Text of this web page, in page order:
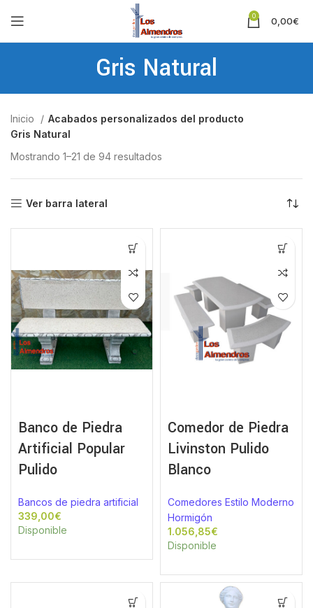
0 0,00€
Gris Natural
Inicio
Acabados personalizados del producto
Gris Natural
Mostrando 1–21 de 94 resultados
Ver barra lateral
Banco de Piedra
Artificial Popular
Pulido
Bancos de piedra artificial
€
Disponible
Comedor de Piedra
Livinston Pulido
Blanco
Comedores Estilo Moderno
Hormigón
€
Disponible